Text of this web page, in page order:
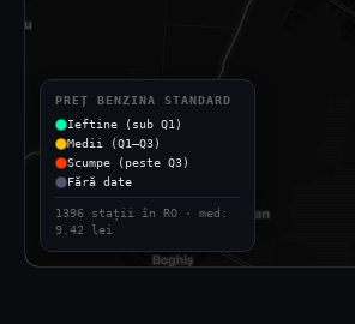
PREȚ BENZINA STANDARD
Ieftine (sub Q1)
Medii (Q1–Q3)
Scumpe (peste Q3)
Fără date
1396 stații în RO · med:
9.42 lei